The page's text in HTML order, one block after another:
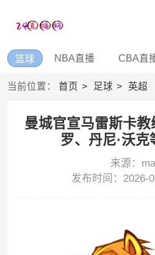
篮球 NBA直播 CBA直
当前位置： 首页 足球 英超
曼城官宣马雷斯卡教
罗、丹尼·沃
来源：
发布时间：2026-